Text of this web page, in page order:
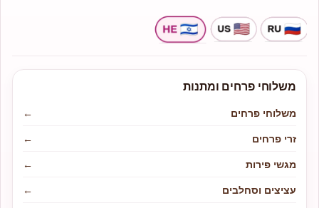
משלוחי פרחים ומתנות
משלוחי פרחים
←
זרי פרחים
←
מגשי פירות
←
עציצים וסחלבים
←